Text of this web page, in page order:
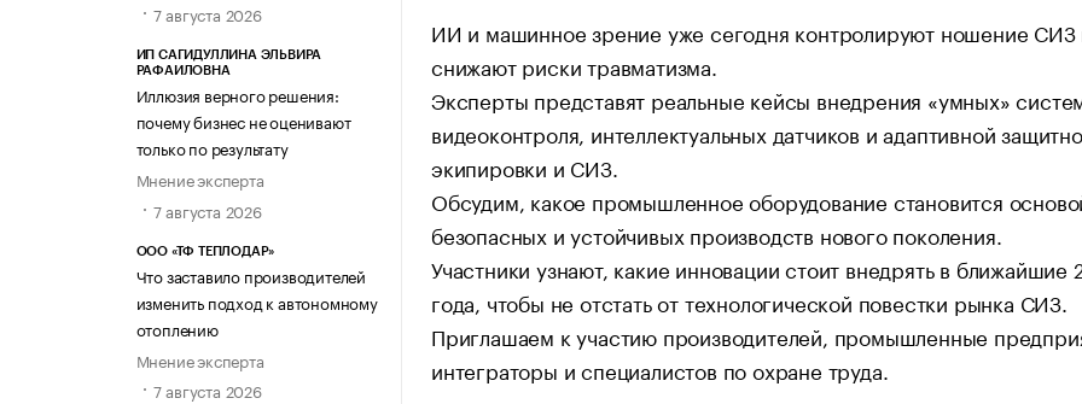
7 августа 2026
ИП САГИДУЛЛИНА ЭЛЬВИРА
РАФАИЛОВНА
Иллюзия верного решения:
почему бизнес не оценивают
только по результату
Мнение эксперта
7 августа 2026
ООО «ТФ ТЕПЛОДАР»
Что заставило производителей
изменить подход к автономному
отоплению
Мнение эксперта
7 августа 2026
ИИ и машинное зрение уже сегодня контролируют ношение СИЗ
снижают риски травматизма.
Эксперты представят реальные кейсы внедрения «умных»
видеоконтроля, интеллектуальных датчиков и адаптивной
экипировки и СИЗ.
Обсудим, какое промышленное оборудование становится
безопасных и устойчивых производств нового поколения.
Участники узнают, какие инновации стоит внедрять в ближайшие
года, чтобы не отстать от технологической повестки рынка СИЗ.
Приглашаем к участию производителей, промышленные
интеграторы и специалистов по охране труда.